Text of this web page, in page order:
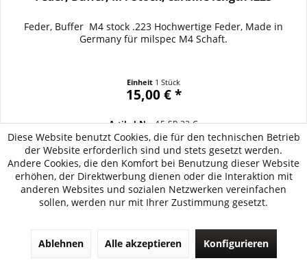
Feder, Buffer M4 stock .223 Hochwertige Feder, Made in
Germany für milspec M4 Schaft.
Einheit 1 Stück
15,00 € *
Artikel-Nr.:15-SP-32-C
Artikel auf Merkzettel setzen
Zum Produkt
Diese Website benutzt Cookies, die für den technischen Betrieb
der Website erforderlich sind und stets gesetzt werden.
Andere Cookies, die den Komfort bei Benutzung dieser Website
erhöhen, der Direktwerbung dienen oder die Interaktion mit
anderen Websites und sozialen Netzwerken vereinfachen
sollen, werden nur mit Ihrer Zustimmung gesetzt.
Ablehnen Alle akzeptieren Konfigurieren